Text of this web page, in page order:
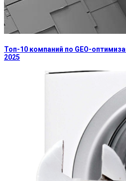
Топ-10 компаний по GEO-
2025